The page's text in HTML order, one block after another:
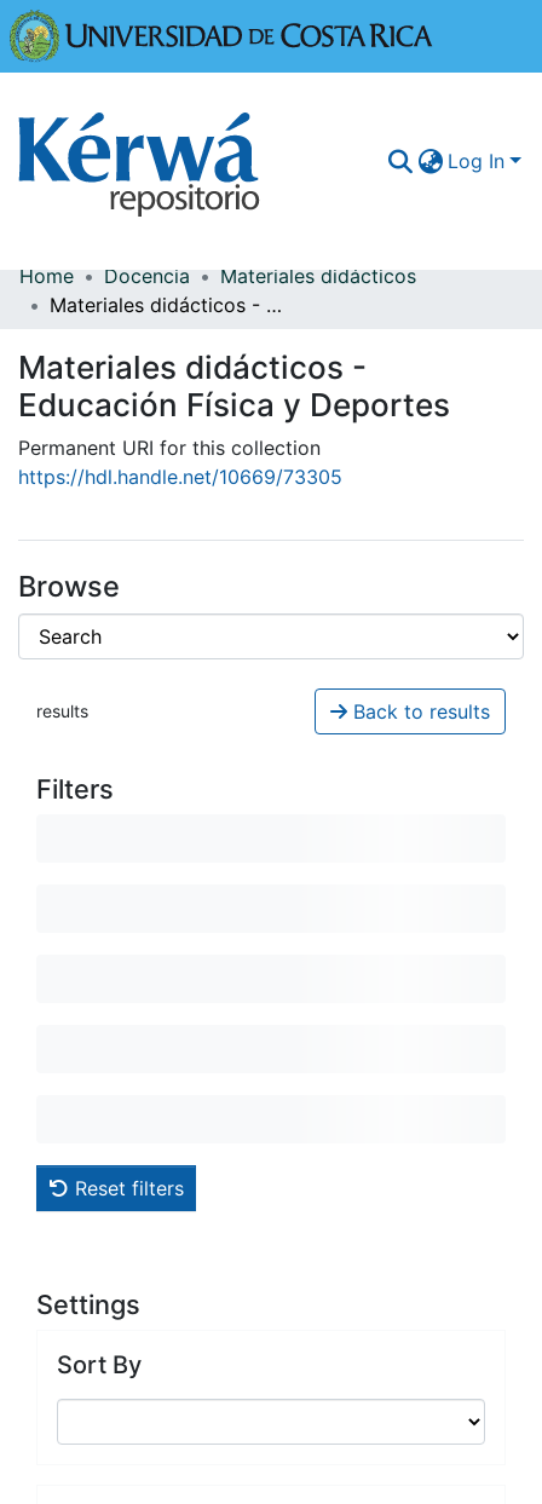
Log In
Communities & Collections
Browse Kérwá
Statistics
Home Docencia
Materiales didácticos
Materiales didácticos - Educación Física y Deportes
Materiales didácticos -
Educación Física y Deportes
Permanent URI for this collection
https://hdl.handle.net/10669/73305
Browse
results Back to results
Filters
Reset filters
Settings
Sort By